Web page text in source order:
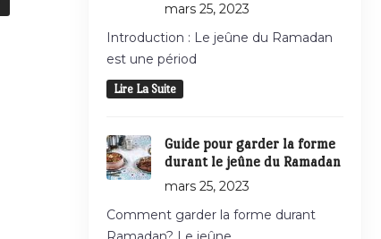
mars 25, 2023
Introduction : Le jeûne du Ramadan
est une périod
Lire La Suite
Guide pour garder la forme
durant le jeûne du Ramadan
mars 25, 2023
Comment garder la forme durant